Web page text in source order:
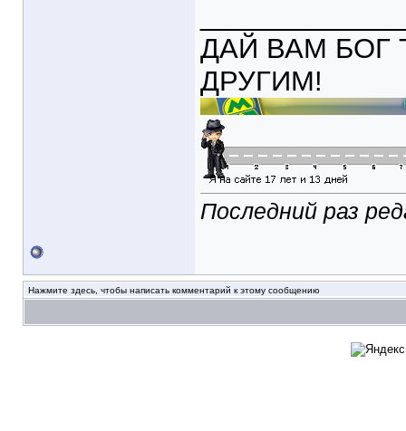
ДАЙ ВАМ БОГ
ДРУГИМ!
Последний раз
Нажмите здесь, чтобы написать комментарий к этому сообщению